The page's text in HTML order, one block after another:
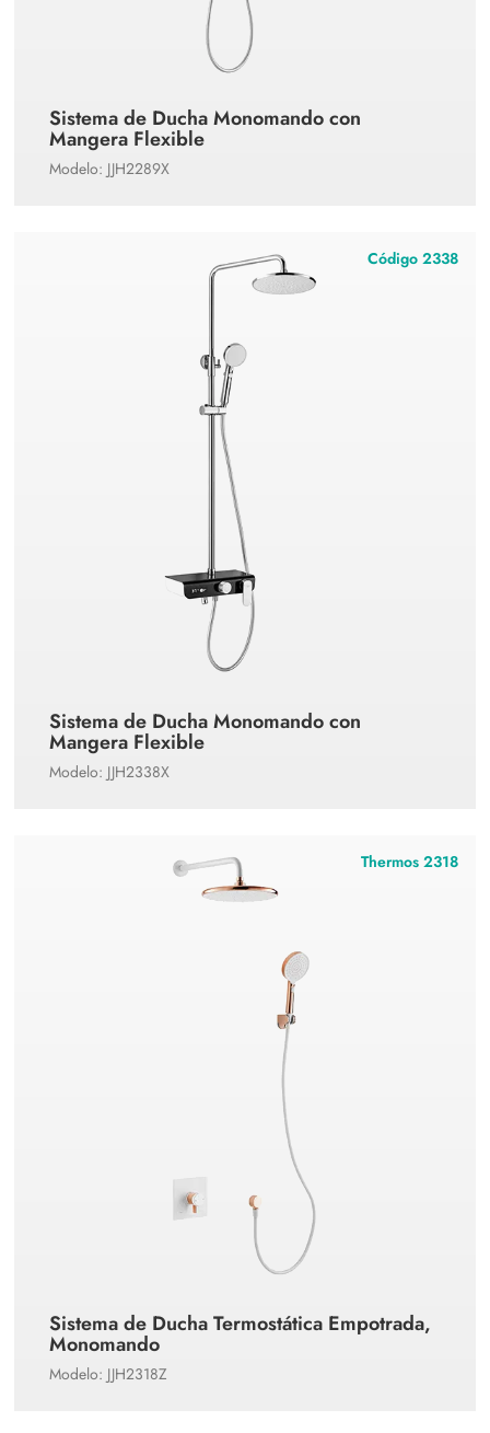
Sistema de Ducha Monomando con
Mangera Flexible
Modelo: JJH2289X
Código 2338
Sistema de Ducha Monomando con
Mangera Flexible
Modelo: JJH2338X
Thermos 2318
Sistema de Ducha Termostática Empotrada,
Monomando
Modelo: JJH2318Z